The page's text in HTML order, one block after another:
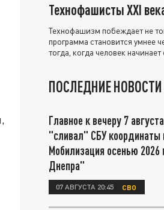
Технофашисты XXI
Технофашизм побеждает не
программа становится умнее
тогда, когда человек
ПОСЛЕДНИЕ НОВОСТИ
Главное к вечеру 7
"сливал" СБУ координаты
Мобилизация осенью
Днепра"
07 АВГУСТА 20:45 СВО